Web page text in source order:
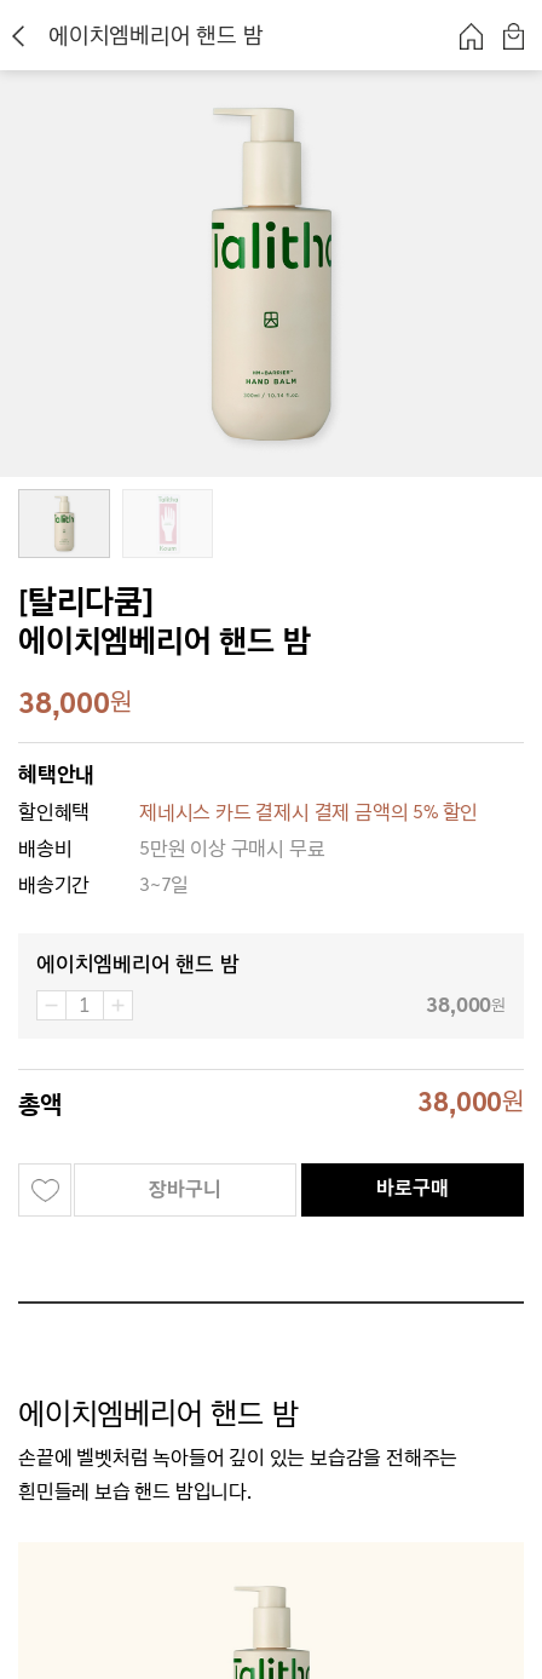
에이치엠베리어 핸드 밤
[탈리다쿰]
에이치엠베리어 핸드 밤
38,000원
혜택안내
할인혜택
제네시스 카드 결제시 결제 금액의 5% 할인
배송비
5만원 이상 구매시 무료
배송기간
3~7일
에이치엠베리어 핸드 밤
38,000원
총액 38,000원
장바구니 바로구매
에이치엠베리어 핸드 밤
손끝에 벨벳처럼 녹아들어 깊이 있는 보습감을 전해주는
흰민들레 보습 핸드 밤입니다.